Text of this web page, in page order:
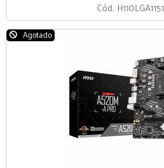
Cód. H110LGA1151
Agotado